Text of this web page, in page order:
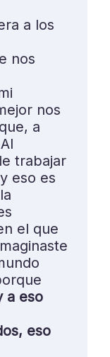
a los
nos
nos
a
trabajar
eso es
el que
a eso
eso